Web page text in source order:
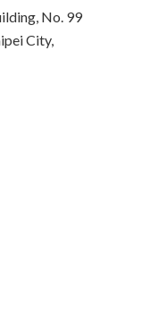
No. 99
City,